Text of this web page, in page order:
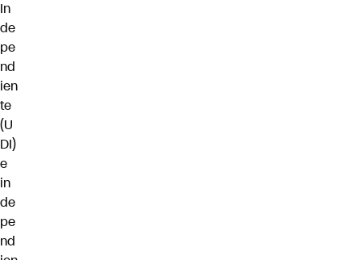
In
de
pe
nd
ien
te
(U
DI)
e
in
de
pe
nd